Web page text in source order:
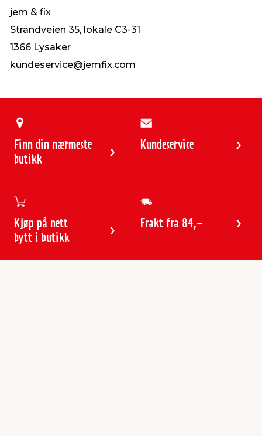
jem & fix
Strandveien 35, lokale C3-31
1366 Lysaker
kundeservice@jemfix.com
Finn din nærmeste
butikk
Kundeservice
Kjøp på nett
bytt i butikk
Frakt fra 84,-